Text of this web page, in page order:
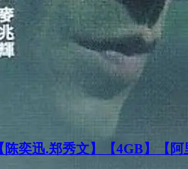
奕迅.郑秀文】【4GB】【阿